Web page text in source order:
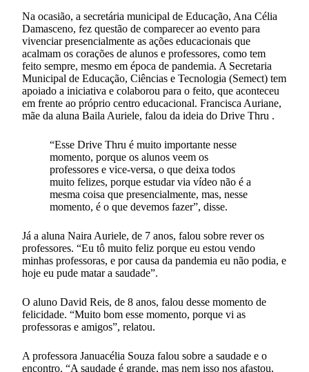
Na ocasião, a secretária municipal de Educação, Ana Célia
Damasceno, fez questão de comparecer ao evento para
vivenciar presencialmente as ações educacionais que
acalmam os corações de alunos e professores, como tem
feito sempre, mesmo em época de pandemia. A Secretaria
Municipal de Educação, Ciências e Tecnologia (Semect) tem
apoiado a iniciativa e colaborou para o feito, que aconteceu
em frente ao próprio centro educacional. Francisca Auriane,
mãe da aluna Baila Auriele, falou da ideia do Drive Thru .
“Esse Drive Thru é muito importante nesse
momento, porque os alunos veem os
professores e vice-versa, o que deixa todos
muito felizes, porque estudar via vídeo não é a
mesma coisa que presencialmente, mas, nesse
momento, é o que devemos fazer”, disse.
Já a aluna Naira Auriele, de 7 anos, falou sobre rever os
professores. “Eu tô muito feliz porque eu estou vendo
minhas professoras, e por causa da pandemia eu não podia, e
hoje eu pude matar a saudade”.
O aluno David Reis, de 8 anos, falou desse momento de
felicidade. “Muito bom esse momento, porque vi as
professoras e amigos”, relatou.
A professora Januacélia Souza falou sobre a saudade e o
encontro. “A saudade é grande, mas nem isso nos afastou,